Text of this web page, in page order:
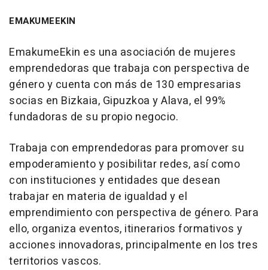
EMAKUMEEKIN
EmakumeEkin es una asociación de mujeres
emprendedoras que trabaja con perspectiva de
género y cuenta con más de 130 empresarias
socias en Bizkaia, Gipuzkoa y Alava, el 99%
fundadoras de su propio negocio.
Trabaja con emprendedoras para promover su
empoderamiento y posibilitar redes, así como
con instituciones y entidades que desean
trabajar en materia de igualdad y el
emprendimiento con perspectiva de género. Para
ello, organiza eventos, itinerarios formativos y
acciones innovadoras, principalmente en los tres
territorios vascos.